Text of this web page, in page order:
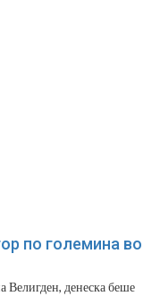
по големина во
Велигден, денеска беше